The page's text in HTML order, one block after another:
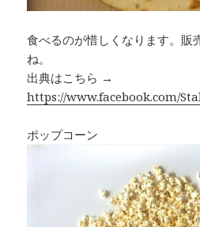
食べるのが惜しくなります。販
ね。
出典はこちら →
https://www.facebook.com/
ポップコーン